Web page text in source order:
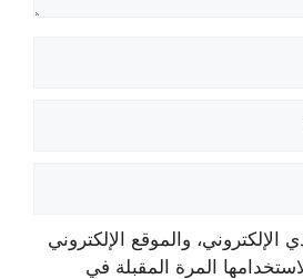
والموقع الإلكتروني
المرة المقبلة في